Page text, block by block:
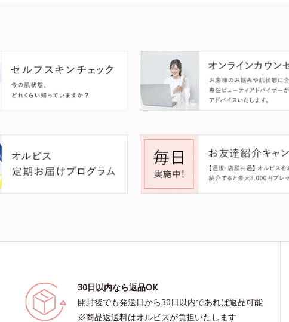
30日以内なら返品OK
開封後でも発送日から30日以内であれば返品可能
※商品返送料はオルビスが負担いたします